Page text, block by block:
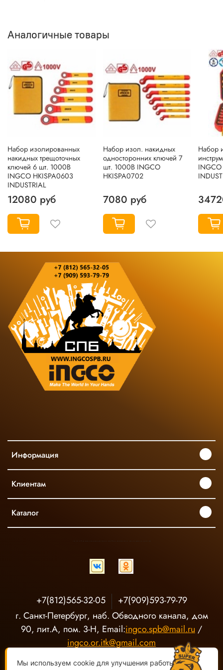
Аналогичные товары
Набор изолированных
накидных трещоточных
ключей 6 шт. 1000В
INGCO HKISPA0603
INDUSTRIAL
12080 руб
Набор изол. накидных
односторонних ключей 7
шт. 1000В INGCO
HKISPA0702
7080 руб
Набор
INGCO
Информация
Клиентам
Каталог
+7(812)565-32-05
+7(909)593-79-79
г. Санкт-Петербург, наб. Обводного канала, дом
90, лит.А, пом. 3-Н, Email:ingco.spb@mail.ru /
ingco.or.itk@gmail.com
Мы используем cookie для улучшения работы сайта.